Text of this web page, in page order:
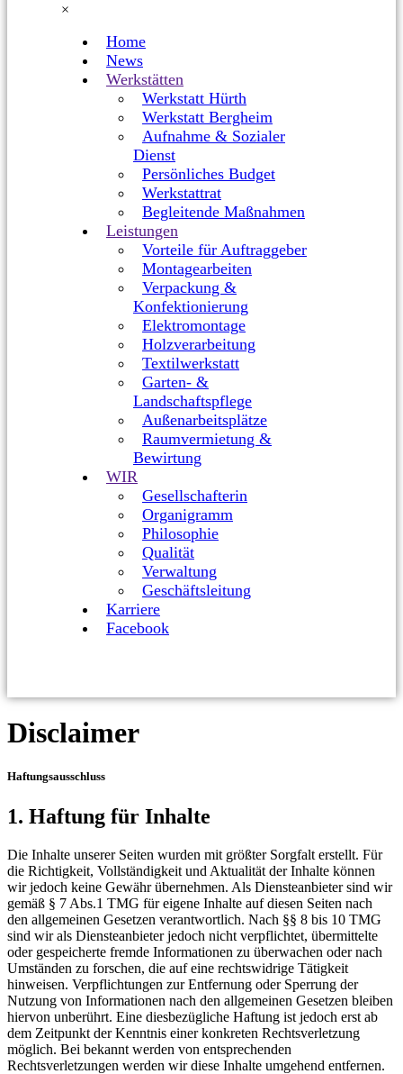
×
Home
News
Werkstätten
Werkstatt Hürth
Werkstatt Bergheim
Aufnahme & Sozialer
Dienst
Persönliches Budget
Werkstattrat
Begleitende Maßnahmen
Leistungen
Vorteile für Auftraggeber
Montagearbeiten
Verpackung &
Konfektionierung
Elektromontage
Holzverarbeitung
Textilwerkstatt
Garten- &
Landschaftspflege
Außenarbeitsplätze
Raumvermietung &
Bewirtung
WIR
Gesellschafterin
Organigramm
Philosophie
Qualität
Verwaltung
Geschäftsleitung
Karriere
Facebook
Disclaimer
Haftungsausschluss
1. Haftung für Inhalte
Die Inhalte unserer Seiten wurden mit größter Sorgfalt erstellt. Für
die Richtigkeit, Vollständigkeit und Aktualität der Inhalte können
wir jedoch keine Gewähr übernehmen. Als Diensteanbieter sind wir
gemäß § 7 Abs.1 TMG für eigene Inhalte auf diesen Seiten nach
den allgemeinen Gesetzen verantwortlich. Nach §§ 8 bis 10 TMG
sind wir als Diensteanbieter jedoch nicht verpflichtet, übermittelte
oder gespeicherte fremde Informationen zu überwachen oder nach
Umständen zu forschen, die auf eine rechtswidrige Tätigkeit
hinweisen. Verpflichtungen zur Entfernung oder Sperrung der
Nutzung von Informationen nach den allgemeinen Gesetzen bleiben
hiervon unberührt. Eine diesbezügliche Haftung ist jedoch erst ab
dem Zeitpunkt der Kenntnis einer konkreten Rechtsverletzung
möglich. Bei bekannt werden von entsprechenden
Rechtsverletzungen werden wir diese Inhalte umgehend entfernen.